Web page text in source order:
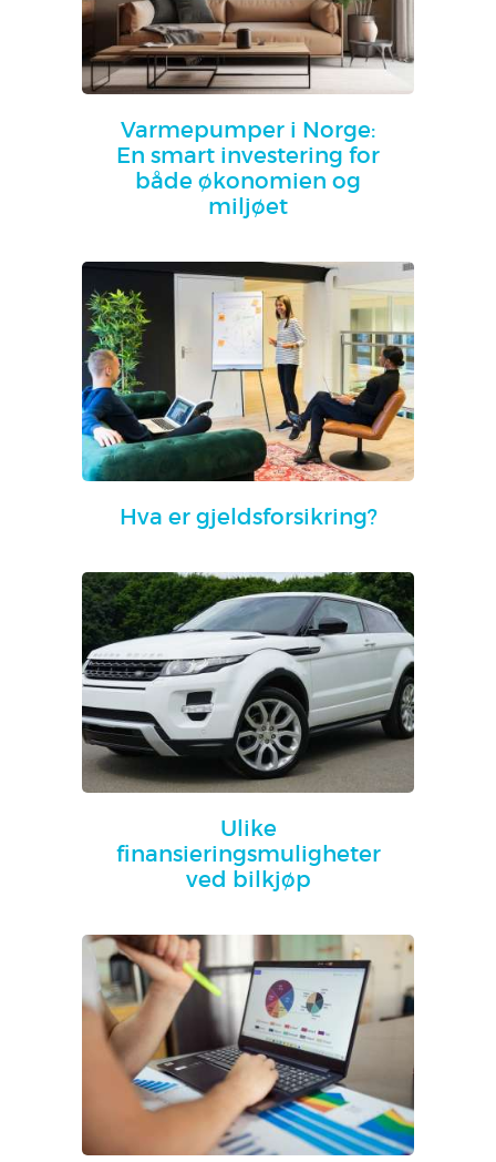
Varmepumper i Norge:
En smart investering for
både økonomien og
miljøet
Hva er gjeldsforsikring?
Ulike
finansieringsmuligheter
ved bilkjøp